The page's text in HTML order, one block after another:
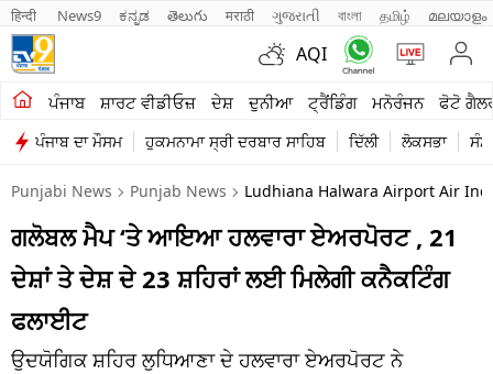
हिन्दी News9 ಕನ್ನಡ తెలుగు मराठी ગુજરાતી বাংলা தமிழ் മലയാളം
AQI
ਪੰਜਾਬ ਸ਼ਾਰਟ ਵੀਡੀਓਜ਼ ਦੇਸ਼ ਦੁਨੀਆ ਟ੍ਰੈਂਡਿੰਗ ਮਨੋਰੰਜਨ ਫੋਟੋ
ਪੰਜਾਬ ਦਾ ਮੌਸਮ ਹੁਕਮਨਾਮਾ ਸ੍ਰੀ ਦਰਬਾਰ ਸਾਹਿਬ ਦਿੱਲੀ ਲੋਕਸਭਾ
ਖੇਤੀਬਾੜੀ
ਸ਼ਾਰਟ ਵੀਡੀਓਜ਼
ਕਾਰੋਬਾਰ
ਕਰਿਅਰ
ਦੇਸ਼
Punjabi News Punjab News Ludhiana Halwara Airport Air
ਗਲੋਬਲ ਮੈਪ ‘ਤੇ ਆਇਆ ਹਲਵਾਰਾ ਏਅਰਪੋਰਟ , 21
ਦੇਸ਼ਾਂ ਤੇ ਦੇਸ਼ ਦੇ 23 ਸ਼ਹਿਰਾਂ ਲਈ ਮਿਲੇਗੀ ਕਨੈਕਟਿੰਗ
ਫਲਾਈਟ
ਉਦਯੋਗਿਕ ਸ਼ਹਿਰ ਲੁਧਿਆਣਾ ਦੇ ਹਲਵਾਰਾ ਏਅਰਪੋਰਟ ਨੇ